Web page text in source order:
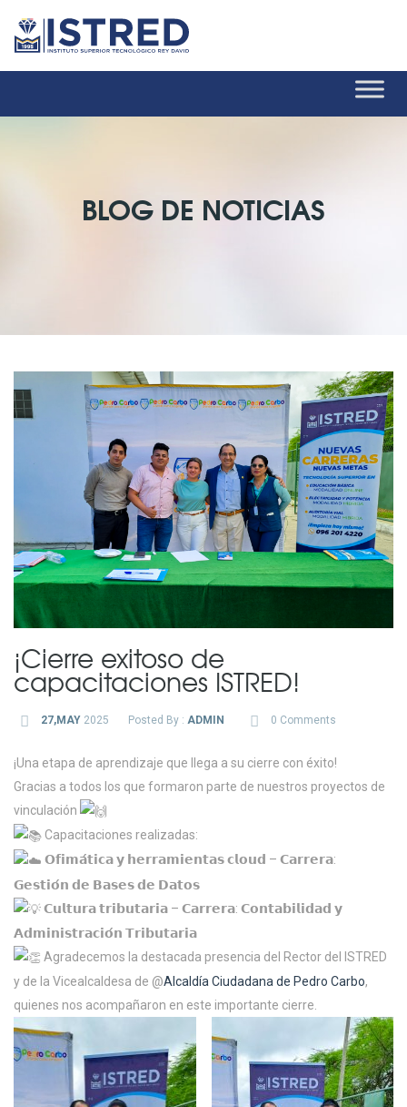
BLOG DE NOTICIAS
¡Cierre exitoso de
capacitaciones ISTRED!
27,MAY2025 Posted By : ADMIN 0 Comments
¡Una etapa de aprendizaje que llega a su cierre con éxito!
Gracias a todos los que formaron parte de nuestros proyectos de
vinculación
Capacitaciones realizadas:
𝗢𝗳𝗶𝗺𝗮́𝘁𝗶𝗰𝗮 𝘆 𝗵𝗲𝗿𝗿𝗮𝗺𝗶𝗲𝗻𝘁𝗮𝘀 𝗰𝗹𝗼𝘂𝗱 – 𝗖𝗮𝗿𝗿𝗲𝗿𝗮:
𝗚𝗲𝘀𝘁𝗶𝗼́𝗻 𝗱𝗲 𝗕𝗮𝘀𝗲𝘀 𝗱𝗲 𝗗𝗮𝘁𝗼𝘀
𝗖𝘂𝗹𝘁𝘂𝗿𝗮 𝘁𝗿𝗶𝗯𝘂𝘁𝗮𝗿𝗶𝗮 – 𝗖𝗮𝗿𝗿𝗲𝗿𝗮: 𝗖𝗼𝗻𝘁𝗮𝗯𝗶𝗹𝗶𝗱𝗮𝗱 𝘆
𝗔𝗱𝗺𝗶𝗻𝗶𝘀𝘁𝗿𝗮𝗰𝗶𝗼́𝗻 𝗧𝗿𝗶𝗯𝘂𝘁𝗮𝗿𝗶𝗮
Agradecemos la destacada presencia del Rector del ISTRED
y de la Vicealcaldesa de @Alcaldía Ciudadana de Pedro Carbo,
quienes nos acompañaron en este importante cierre.